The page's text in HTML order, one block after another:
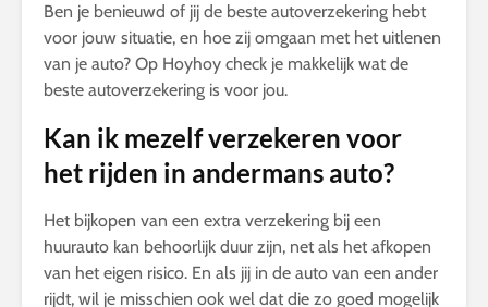
Ben je benieuwd of jij de beste autoverzekering hebt
voor jouw situatie, en hoe zij omgaan met het uitlenen
van je auto? Op Hoyhoy check je makkelijk wat de
beste autoverzekering is voor jou.
Kan ik mezelf verzekeren voor
het rijden in andermans auto?
Het bijkopen van een extra verzekering bij een
huurauto kan behoorlijk duur zijn, net als het afkopen
van het eigen risico. En als jij in de auto van een ander
rijdt, wil je misschien ook wel dat die zo goed mogelijk